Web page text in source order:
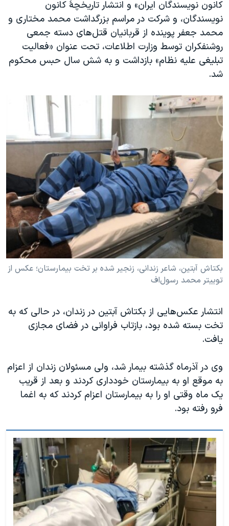
کانون نویسندگان ایران» و انتشار تاریخچۀ کانون
نویسندگان، و شرکت در مراسم بزرگداشت محمد مختاری و
محمد جعفر پوینده از قربانیان قتل‌های دسته جمعی
روشنفکران توسط وزارت اطلاعات، تحت عنوان «فعالیت
تبلیغی علیه نظام» بازداشت و به شش سال حبس محکوم
شد.
بکتاش آبتین، شاعر زندانی، زنجیر شده بر تخت بیمارستان؛ عکس از
توییتر محمد رسول‌اف
انتشار عکس‌هایی از بکتاش آبتین در زندان، در حالی که به
تخت بسته شده بود، بازتاب فراوانی در فضای مجازی
یافت.
وی در آذرماه گذشته بیمار شد، ولی مسئولان زندان از اعزام
به موقع او به بیمارستان خودداری کردند و بعد از قریب
یک ماه وقتی او را به بیمارستان اعزام کردند که به اغما
فرو رفته بود.